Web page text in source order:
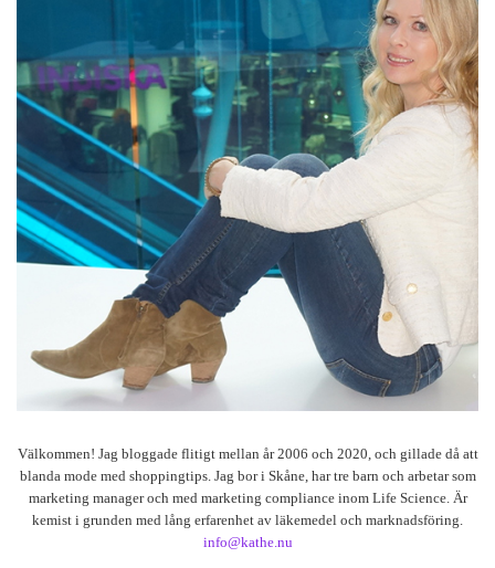
Välkommen! Jag bloggade flitigt mellan år 2006 och 2020, och gillade då att
blanda mode med shoppingtips. Jag bor i Skåne, har tre barn och arbetar som
marketing manager och med marketing compliance inom Life Science. Är
kemist i grunden med lång erfarenhet av läkemedel och marknadsföring.
info@kathe.nu